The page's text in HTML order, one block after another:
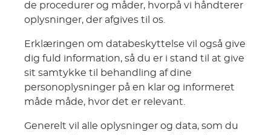
de procedurer og måder, hvorpå vi håndterer
oplysninger, der afgives til os.
Erklæringen om databeskyttelse vil også give
dig fuld information, så du er i stand til at give
sit samtykke til behandling af dine
personoplysninger på en klar og informeret
måde måde, hvor det er relevant.
Generelt vil alle oplysninger og data, som du